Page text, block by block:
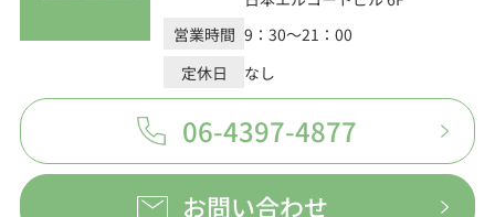
営業時間 9：30～21：00
定休日
なし
06-4397-4877
お問い合わせ